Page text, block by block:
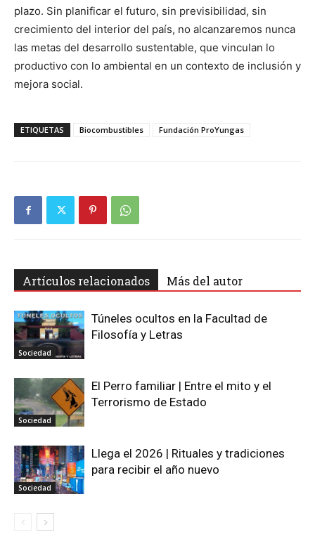
plazo. Sin planificar el futuro, sin previsibilidad, sin
crecimiento del interior del país, no alcanzaremos nunca
las metas del desarrollo sustentable, que vinculan lo
productivo con lo ambiental en un contexto de inclusión y
mejora social.
ETIQUETAS Biocombustibles Fundación ProYungas
Artículos relacionados Más del autor
Sociedad
Túneles ocultos en la Facultad de
Filosofía y Letras
Sociedad
El Perro familiar | Entre el mito y el
Terrorismo de Estado
Sociedad
Llega el 2026 | Rituales y tradiciones
para recibir el año nuevo